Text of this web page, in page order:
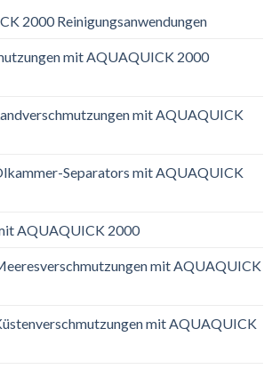
2000 Reinigungsanwendungen
mit AQUAQUICK 2000
mit AQUAQUICK
Separators mit AQUAQUICK
AQUAQUICK 2000
mit AQUAQUICK
mit AQUAQUICK